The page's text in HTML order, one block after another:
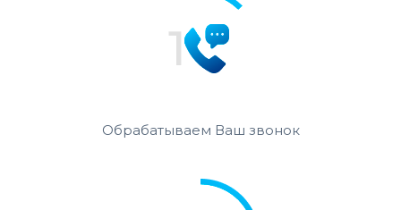
Обрабатываем Ваш звонок